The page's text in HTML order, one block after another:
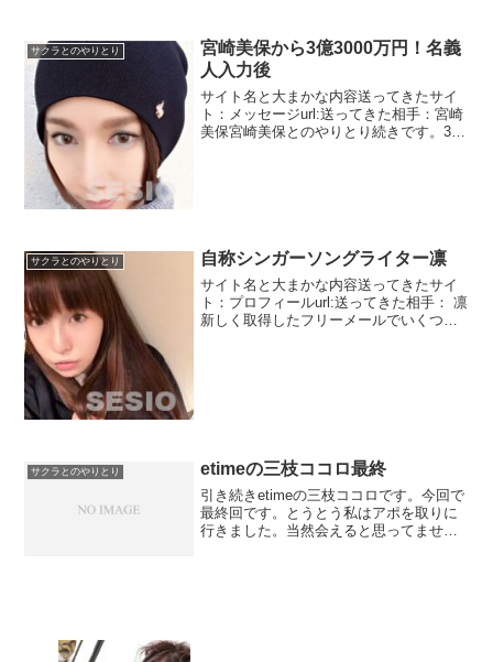
名、支店名、口座番号、名義人が必要な
わけですがなぜかひとつ...
サクラとのやりとり
宮崎美保から3億3000万円！名義
人入力後
サイト名と大まかな内容送ってきたサイ
ト：メッセージurl:送ってきた相手：宮崎
美保宮崎美保とのやりとり続きです。3億
サクラとのやりとり 自称シンガーソングライター凛
サイト名と大まかな内容送ってきたサイ
ト：プロフィールurl:送ってきた相手： 凛
新しく取得したフリーメールでいくつか
サクラとのやりとり etimeの三枝ココロ最終
引き続きetimeの三枝ココロです。今回で
最終回です。とうとう私はアポを取りに
行きました。当然会えると思ってませ